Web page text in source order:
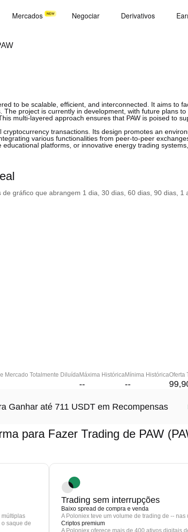
Mercados Negociar Derivativos
to be scalable, efficient, and interconnected. It aims to
project is currently in development, with future plans
multi-layered approach ensures that PAW is poised to
transactions. Its design promotes an
various functionalities from peer-to-peer
platforms, or innovative energy trading
gráfico que abrangem 1 dia, 30 dias, 60 dias, 90 dias, 1
Mercado Totalmente DiluídaMáxima Histórica
--
Mínima Histórica
--
Oferta
Ganhar até 711 USDT em Recompensas
para Fazer Trading de PAW
múltiplas
saque de
Trading sem interrupções
Baixo spread de compra e venda
A Poloniex teve um volume de trading de -- nas
Criptos premium
A Poloniex oferece mais de 400 ativos digitais